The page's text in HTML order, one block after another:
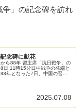
争」の記念碑を訪れ
念碑に献花
ら88年 習主席「抗日戦争」の
日 11時15分日中戦争の発端と
年となった7日、中国の習近
2025.07.08